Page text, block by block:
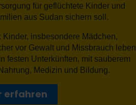
für geflüchtete Kinder und
aus Sudan sichern soll.
Kinder, insbesondere Mädchen,
vor Gewalt und Missbrauch leben
festen Unterkünften, mit sauberem
Medizin und Bildung.
erfahren